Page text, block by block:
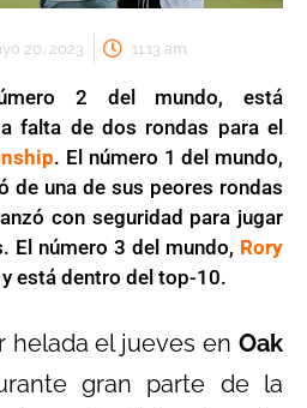
20, 2023 11:13 am
2 del mundo, está
falta de dos rondas para el
. El número 1 del mundo,
de una de sus peores rondas
con seguridad para jugar
El número 3 del mundo, Rory
está dentro del top-10.
helada el jueves en Oak
gran parte de la